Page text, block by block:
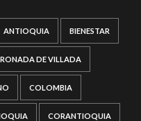
ANTIOQUIA BIENESTAR
DE VILLADA
COLOMBIA
CORANTIOQUIA